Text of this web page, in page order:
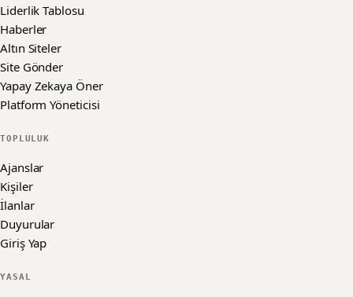
Liderlik Tablosu
Haberler
Altın Siteler
Site Gönder
Yapay Zekaya Öner
Platform Yöneticisi
TOPLULUK
Ajanslar
Kişiler
İlanlar
Duyurular
Giriş Yap
YASAL